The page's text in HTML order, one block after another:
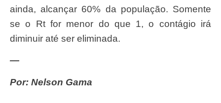
ainda, alcançar 60% da população. Somente
se o Rt for menor do que 1, o contágio irá
diminuir até ser eliminada.
—
Por: Nelson Gama